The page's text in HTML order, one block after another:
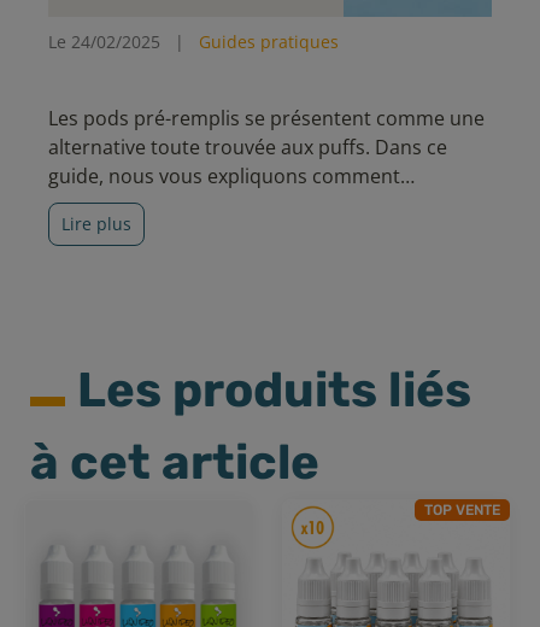
Le 24/02/2025 | Guides pratiques
Les pods pré-remplis se présentent comme une
alternative toute trouvée aux puffs. Dans ce
guide, nous vous expliquons comment
fonctionne ce type de matériel simple
d'utilisation.
Lire plus
Les produits liés
à cet article
TOP VENTE